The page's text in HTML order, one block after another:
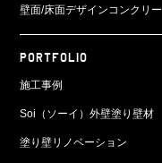
壁面/床面デザインコンクリ
PORTFOLIO
施工事例
Soi（ソーイ）外壁塗り壁材
塗り壁リノベーション